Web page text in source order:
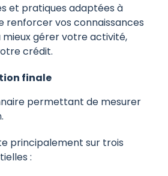
et pratiques adaptées à
renforcer vos connaissances
mieux gérer votre activité,
crédit.
finale
permettant de mesurer
principalement sur trois
: